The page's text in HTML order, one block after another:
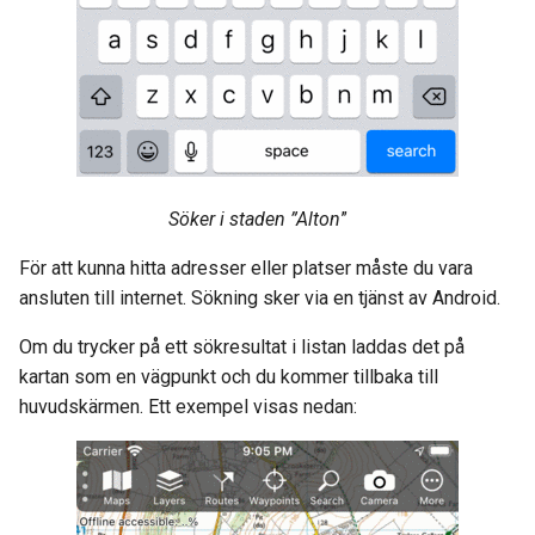
Söker i staden ”Alton”
För att kunna hitta adresser eller platser måste du vara
ansluten till internet. Sökning sker via en tjänst av Android.
Om du trycker på ett sökresultat i listan laddas det på
kartan som en vägpunkt och du kommer tillbaka till
huvudskärmen. Ett exempel visas nedan: